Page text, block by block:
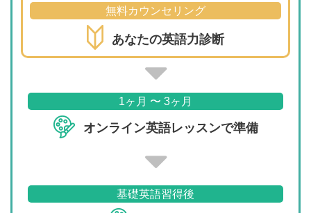
無料カウンセリング
あなたの英語力診断
1ヶ月 〜 3ヶ月
オンライン英語レッスンで準備
基礎英語習得後